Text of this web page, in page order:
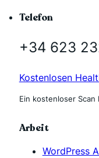
Telefon
+34 623
Kostenlosen
Ein kostenloser
Arbeit
WordPress